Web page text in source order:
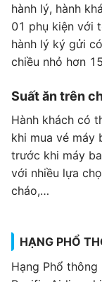
hành lý, hành
01 phụ kiện với
hành lý ký gửi
chiều nhỏ hơn
Suất ăn trên
Hành khách có
khi mua vé máy
trước khi máy
với nhiều lựa
cháo,…
HẠNG PHỔ
Hạng Phổ